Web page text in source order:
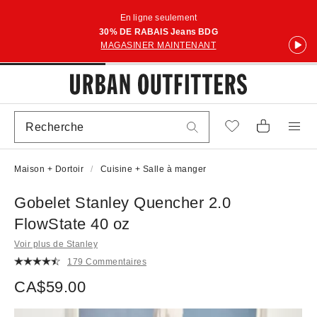
En ligne seulement
30% DE RABAIS Jeans BDG
MAGASINER MAINTENANT
Maison + Dortoir Cuisine + Salle à manger
Gobelet Stanley Quencher 2.0
FlowState 40 oz
Voir plus de Stanley
179 Commentaires
CA$59.00